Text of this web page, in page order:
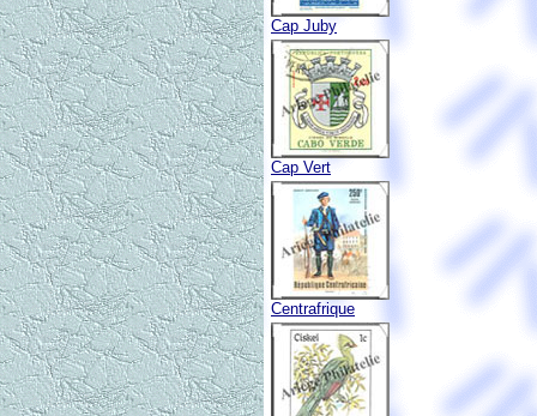
Cap Juby
Cap Vert
Centrafrique